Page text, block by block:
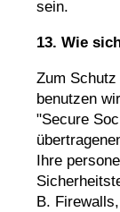
sein.
13. Wie
Zum
benutzen
"Secure
Ihre
B.